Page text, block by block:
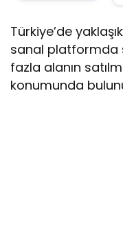
Türkiye’de
sanal platformda
fazla alanın
konumunda